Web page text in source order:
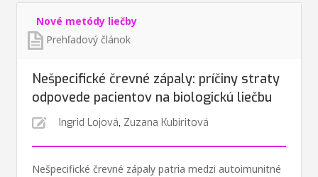
Nové metódy liečby
Prehľadový článok
Nešpecifické črevné zápaly: príčiny straty
odpovede pacientov na biologickú liečbu
Ingrid Lojová, Zuzana Kubiritová
Nešpecifické črevné zápaly patria medzi autoimunitné